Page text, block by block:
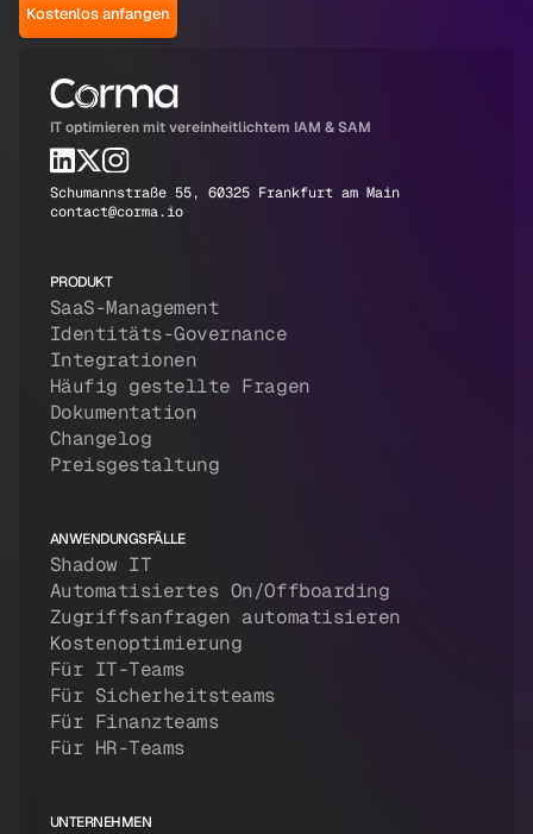
Kostenlos anfangen
IT optimieren mit vereinheitlichtem IAM & SAM
Schumannstraße 55, 60325 Frankfurt am Main
contact@corma.io
PRODUKT
SaaS-Management
Identitäts-Governance
Integrationen
Häufig gestellte Fragen
Dokumentation
Changelog
Preisgestaltung
ANWENDUNGSFÄLLE
Shadow IT
Automatisiertes On/Offboarding
Zugriffsanfragen automatisieren
Kostenoptimierung
Für IT-Teams
Für Sicherheitsteams
Für Finanzteams
Für HR-Teams
UNTERNEHMEN